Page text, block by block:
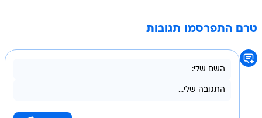
טרם התפרסמו תגובות